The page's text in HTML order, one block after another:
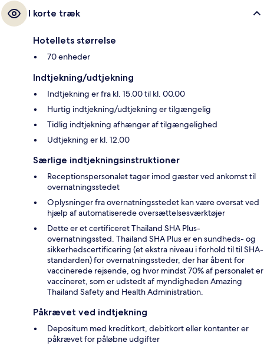
I korte træk
Hotellets størrelse
70 enheder
Indtjekning/udtjekning
Indtjekning er fra kl. 15.00 til kl. 00.00
Hurtig indtjekning/udtjekning er tilgængelig
Tidlig indtjekning afhænger af tilgængelighed
Udtjekning er kl. 12.00
Særlige indtjekningsinstruktioner
Receptionspersonalet tager imod gæster ved ankomst til
overnatningsstedet
Oplysninger fra overnatningsstedet kan være oversat ved
hjælp af automatiserede oversættelsesværktøjer
Dette er et certificeret Thailand SHA Plus-
overnatningssted. Thailand SHA Plus er en sundheds- og
sikkerhedscertificering (et ekstra niveau i forhold til til SHA-
standarden) for overnatningssteder, der har åbent for
vaccinerede rejsende, og hvor mindst 70% af personalet er
vaccineret, som er udstedt af myndigheden Amazing
Thailand Safety and Health Administration.
Påkrævet ved indtjekning
Depositum med kreditkort, debitkort eller kontanter er
påkrævet for påløbne udgifter